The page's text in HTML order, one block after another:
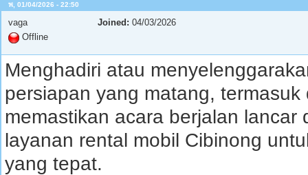
พ, 01/04/2026 - 22:50
vaga
Offline
Joined: 04/03/2026
Menghadiri atau
persiapan yang matang,
memastikan acara berjalan
layanan rental mobil Cibinong
yang tepat.